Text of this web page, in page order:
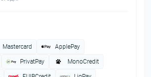
Mastercard ApplePay
PrivatPay MonoCredit